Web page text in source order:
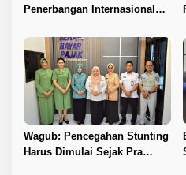
Penerbangan Internasional
Wagub: Pencegahan Stunting
Harus Dimulai Sejak Pra